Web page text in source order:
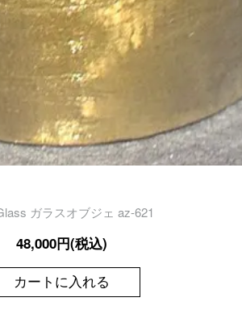
ガラスオブジェ az-621
48,000円(税込)
カートに入れる